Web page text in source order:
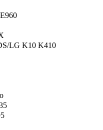
LG K10 K410